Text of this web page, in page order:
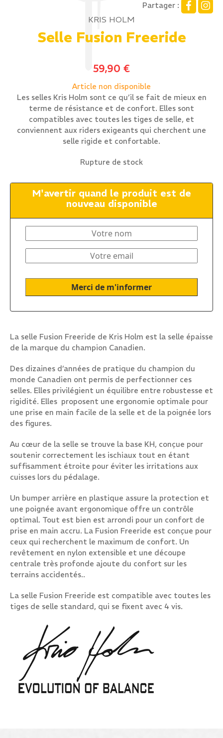
Partager :
KRIS HOLM
Selle Fusion Freeride
59,90 €
Article non disponible
Les selles Kris Holm sont ce qu’il se fait de mieux en
terme de résistance et de confort. Elles sont
compatibles avec toutes les tiges de selle, et
conviennent aux riders exigeants qui cherchent une
selle rigide et confortable.
Rupture de stock
M'avertir quand le produit est de
nouveau disponible
La selle Fusion Freeride de Kris Holm est la selle épaisse
de la marque du champion Canadien.
Des dizaines d’années de pratique du champion du
monde Canadien ont permis de perfectionner ces
selles. Elles privilégient un équilibre entre robustesse et
rigidité. Elles proposent une ergonomie optimale pour
une prise en main facile de la selle et de la poignée lors
des figures.
Au cœur de la selle se trouve la base KH, conçue pour
soutenir correctement les ischiaux tout en étant
suffisamment étroite pour éviter les irritations aux
cuisses lors du pédalage.
Un bumper arrière en plastique assure la protection et
une poignée avant ergonomique offre un contrôle
optimal. Tout est bien est arrondi pour un confort de
prise en main accru. La Fusion Freeride est conçue pour
ceux qui recherchent le maximum de confort. Un
revêtement en nylon extensible et une découpe
centrale très profonde ajoute du confort sur les
terrains accidentés..
La selle Fusion Freeride est compatible avec toutes les
tiges de selle standard, qui se fixent avec 4 vis.